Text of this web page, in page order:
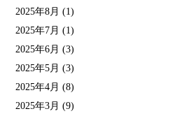
2025年8月 (1)
2025年7月 (1)
2025年6月 (3)
2025年5月 (3)
2025年4月 (8)
2025年3月 (9)